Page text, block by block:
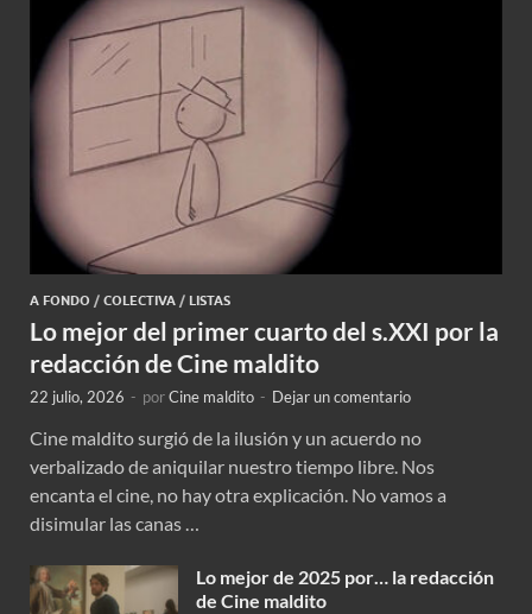
A FONDO / COLECTIVA / LISTAS
Lo mejor del primer cuarto del s.XXI por la
redacción de Cine maldito
22 julio, 2026 - porCine maldito - Dejar un comentario
Cine maldito surgió de la ilusión y un acuerdo no
verbalizado de aniquilar nuestro tiempo libre. Nos
encanta el cine, no hay otra explicación. No vamos a
disimular las canas …
Lo mejor de 2025 por… la redacción
de Cine maldito